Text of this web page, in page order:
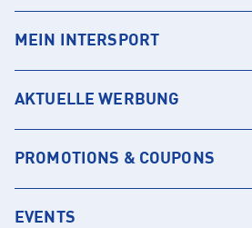
MEIN INTERSPORT
AKTUELLE WERBUNG
PROMOTIONS & COUPONS
EVENTS